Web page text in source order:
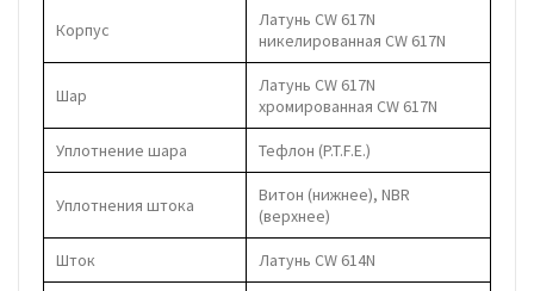
Корпус
Латунь CW 617N
никелированная CW 617N
Шар
Латунь CW 617N
хромированная CW 617N
Уплотнение шара Тефлон (P.T.F.E.)
Уплотнения штока
Витон (нижнее), NBR
(верхнее)
Шток Латунь CW 614N